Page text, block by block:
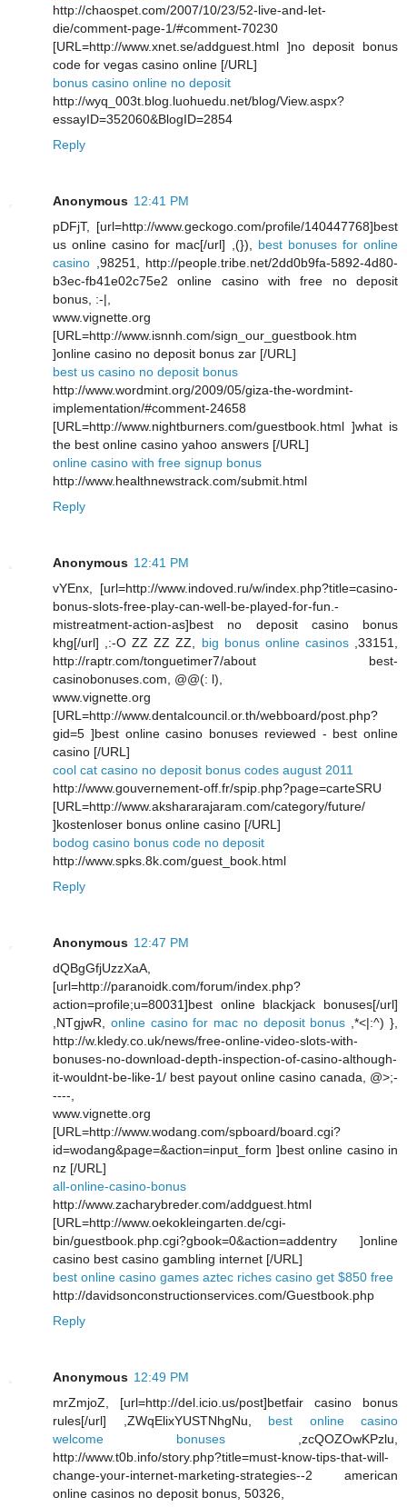
http://chaospet.com/2007/10/23/52-live-and-let-
die/comment-page-1/#comment-70230
[URL=http://www.xnet.se/addguest.html ]no deposit bonus
code for vegas casino online [/URL]
bonus casino online no deposit
http://wyq_003t.blog.luohuedu.net/blog/View.aspx?
essayID=352060&BlogID=2854
Reply
Anonymous 12:41 PM
pDFjT, [url=http://www.geckogo.com/profile/140447768]best
us online casino for mac[/url] ,(}), best bonuses for online
casino ,98251, http://people.tribe.net/2dd0b9fa-5892-4d80-
b3ec-fb41e02c75e2 online casino with free no deposit
bonus, :-|,
www.vignette.org
[URL=http://www.isnnh.com/sign_our_guestbook.htm
]online casino no deposit bonus zar [/URL]
best us casino no deposit bonus
http://www.wordmint.org/2009/05/giza-the-wordmint-
implementation/#comment-24658
[URL=http://www.nightburners.com/guestbook.html ]what is
the best online casino yahoo answers [/URL]
online casino with free signup bonus
http://www.healthnewstrack.com/submit.html
Reply
Anonymous 12:41 PM
vYEnx, [url=http://www.indoved.ru/w/index.php?title=casino-
bonus-slots-free-play-can-well-be-played-for-fun.-
mistreatment-action-as]best no deposit casino bonus
khg[/url] ,:-O ZZ ZZ ZZ, big bonus online casinos,33151,
http://raptr.com/tonguetimer7/about best-
casinobonuses.com, @@(: l),
www.vignette.org
[URL=http://www.dentalcouncil.or.th/webboard/post.php?
gid=5 ]best online casino bonuses reviewed - best online
casino [/URL]
cool cat casino no deposit bonus codes august 2011
http://www.gouvernement-off.fr/spip.php?page=carteSRU
[URL=http://www.akshararajaram.com/category/future/
]kostenloser bonus online casino [/URL]
bodog casino bonus code no deposit
http://www.spks.8k.com/guest_book.html
Reply
Anonymous 12:47 PM
dQBgGfjUzzXaA,
[url=http://paranoidk.com/forum/index.php?
action=profile;u=80031]best online blackjack bonuses[/url]
,NTgjwR, online casino for mac no deposit bonus ,*<|:^) },
http://w.kledy.co.uk/news/free-online-video-slots-with-
bonuses-no-download-depth-inspection-of-casino-although-
it-wouldnt-be-like-1/ best payout online casino canada, @>;-
----,
www.vignette.org
[URL=http://www.wodang.com/spboard/board.cgi?
id=wodang&page=&action=input_form ]best online casino in
nz [/URL]
all-online-casino-bonus
http://www.zacharybreder.com/addguest.html
[URL=http://www.oekokleingarten.de/cgi-
bin/guestbook.php.cgi?gbook=0&action=addentry ]online
casino best casino gambling internet [/URL]
best online casino games aztec riches casino get $850 free
http://davidsonconstructionservices.com/Guestbook.php
Reply
Anonymous 12:49 PM
mrZmjoZ, [url=http://del.icio.us/post]betfair casino bonus
rules[/url] ,ZWqElixYUSTNhgNu, best online casino
welcome bonuses ,zcQOZOwKPzlu,
http://www.t0b.info/story.php?title=must-know-tips-that-will-
change-your-internet-marketing-strategies--2 american
online casinos no deposit bonus, 50326,